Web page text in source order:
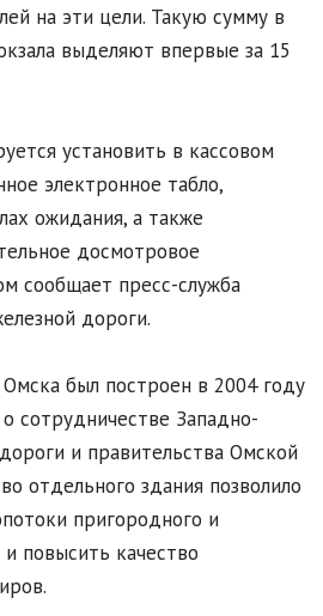
на эти цели. Такую сумму в
выделяют впервые за 15
установить в кассовом
электронное табло,
ожидания, а также
досмотровое
сообщает пресс-служба
дороги.
был построен в 2004 году
сотрудничестве Западно-
и правительства Омской
отдельного здания позволило
пригородного и
повысить качество